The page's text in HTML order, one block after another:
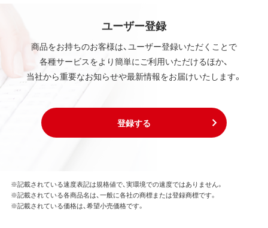
ユーザー登録
商品をお持ちのお客様は、ユーザー登録いただくことで
各種サービスをより簡単にご利用いただけるほか、
当社から重要なお知らせや最新情報をお届けいたします。
登録する
※記載されている速度表記は規格値で、実環境での速度ではありません。
※記載されている各商品名は、一般に各社の商標または登録商標です。
※記載されている価格は、希望小売価格です。